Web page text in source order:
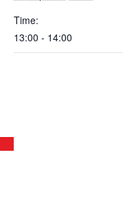
Time:
13:00 - 14:00